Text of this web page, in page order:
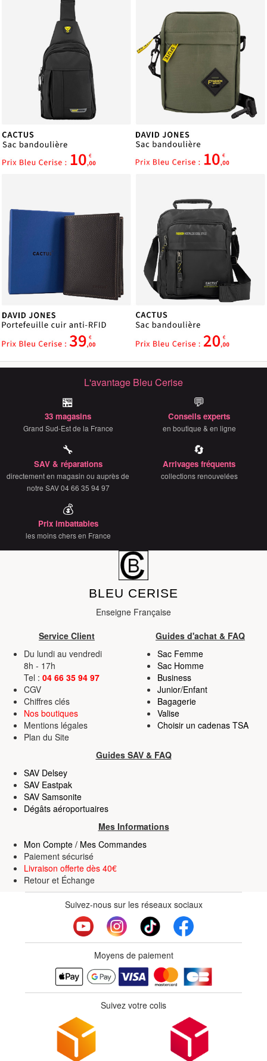
L'avantage Bleu Cerise
🏪
33 magasins
Grand Sud-Est de la France
💬
Conseils experts
en boutique & en ligne
🔧
SAV & réparations
directement en magasin ou auprès de
notre SAV 04 66 35 94 97
🔄
Arrivages fréquents
collections renouvelées
💰
Prix imbattables
les moins chers en France
BLEU CERISE
Enseigne Française
Service Client
Guides d'achat & FAQ
Du lundi au vendredi
8h - 17h
Tel : 04 66 35 94 97
CGV
Chiffres clés
Nos boutiques
Mentions légales
Plan du Site
Sac Femme
Sac Homme
Business
Junior/Enfant
Bagagerie
Valise
Choisir un cadenas TSA
Guides SAV & FAQ
SAV Delsey
SAV Eastpak
SAV Samsonite
Dégâts aéroportuaires
Mes Informations
Mon Compte / Mes Commandes
Paiement sécurisé
Livraison offerte dès 40€
Retour et Échange
Suivez-nous sur les réseaux sociaux
Moyens de paiement
Suivez votre colis